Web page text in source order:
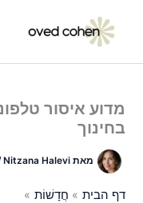
מדוע איסור
בחינוך
מאתNitzana Halevi
דף הבית
חֲדָשׁוֹת